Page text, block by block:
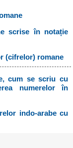
scrise în notație
(cifrelor) romane
cum se scriu cu
numerelor în
indo-arabe cu